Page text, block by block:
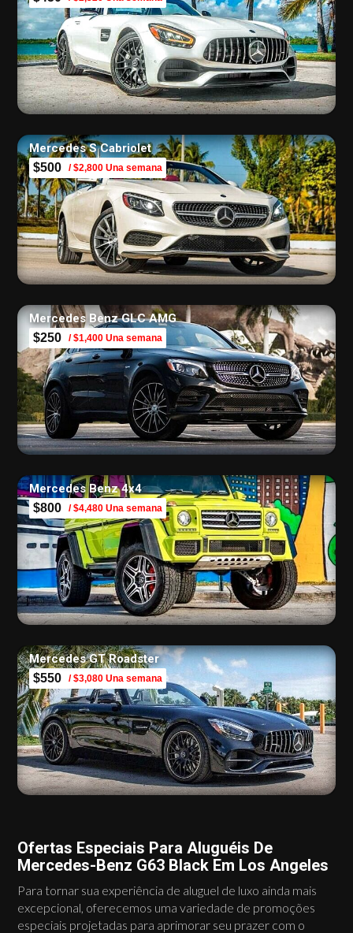
Mercedes S Cabriolet
$500 / $2,800 Una semana
Mercedes Benz GLC AMG
$250 / $1,400 Una semana
Mercedes Benz 4х4
$800 / $4,480 Una semana
Mercedes GT Roadster
$550 / $3,080 Una semana
Ofertas Especiais Para Aluguéis De
Mercedes-Benz G63 Black Em Los Angeles
Para tornar sua experiência de aluguel de luxo ainda mais
excepcional, oferecemos uma variedade de promoções
especiais projetadas para aprimorar seu prazer com o